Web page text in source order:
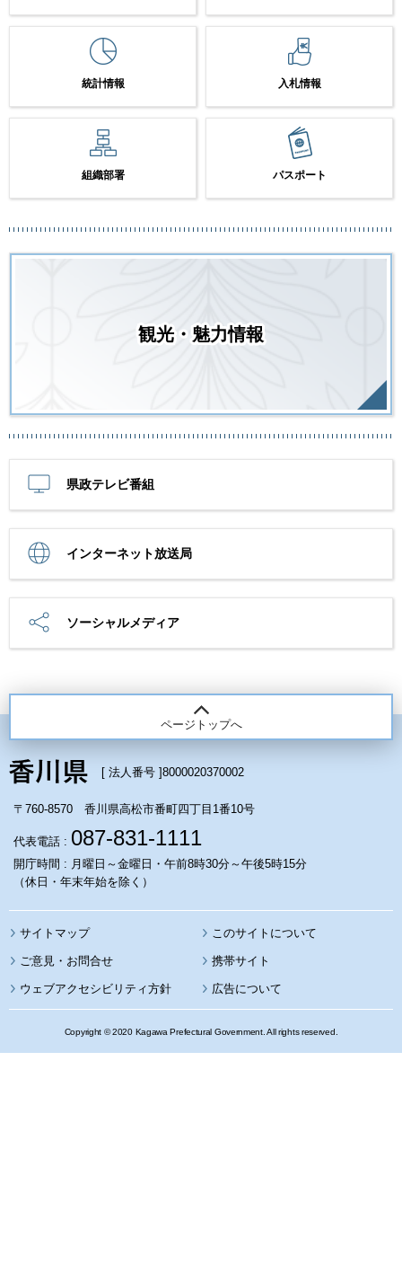
統計情報 入札情報
組織部署 パスポート
観光・魅力情報
県政テレビ番組
インターネット放送局
ソーシャルメディア
ページトップへ
[ 法人番号 ]8000020370002
〒760-8570 香川県高松市番町四丁目1番10号
代表電話 : 087-831-1111
開庁時間 : 月曜日～金曜日・午前8時30分～午後5時15分
（休日・年末年始を除く）
サイトマップ このサイトについて
携帯サイト
ウェブアクセシビリティ方針 広告について
Copyright © 2020 Kagawa Prefectural Government. All rights reserved.